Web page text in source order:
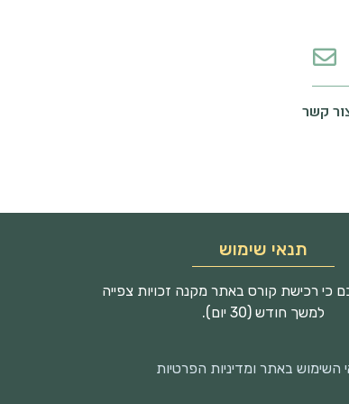
קשר
תנאי שימוש
כי רכישת קורס באתר מקנה זכויות צפייה
למשך חודש (30 יום).
השימוש באתר ומדיניות הפרטיות